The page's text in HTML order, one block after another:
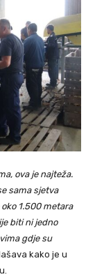
ova je najteža.
sama sjetva
1.500 metara
biti ni jedno
gdje su
kako je u